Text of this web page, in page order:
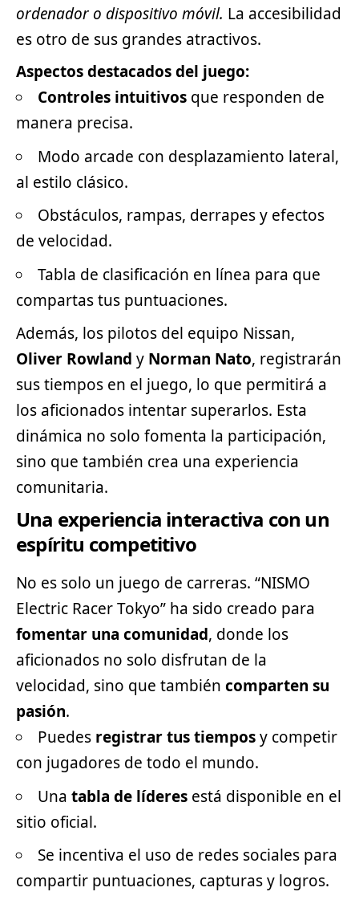
ordenador o dispositivo móvil. La accesibilidad
es otro de sus grandes atractivos.
Aspectos destacados del juego:
Controles intuitivos que responden de
manera precisa.
Modo arcade con desplazamiento lateral,
al estilo clásico.
Obstáculos, rampas, derrapes y efectos
de velocidad.
Tabla de clasificación en línea para que
compartas tus puntuaciones.
Además, los pilotos del equipo Nissan,
Oliver Rowland y Norman Nato, registrarán
sus tiempos en el juego, lo que permitirá a
los aficionados intentar superarlos. Esta
dinámica no solo fomenta la participación,
sino que también crea una experiencia
comunitaria.
Una experiencia interactiva con un
espíritu competitivo
No es solo un juego de carreras. “NISMO
Electric Racer Tokyo” ha sido creado para
fomentar una comunidad, donde los
aficionados no solo disfrutan de la
velocidad, sino que también comparten su
pasión.
Puedes registrar tus tiemposy competir
con jugadores de todo el mundo.
Una tabla de líderes está disponible en el
sitio oficial.
Se incentiva el uso de redes sociales para
compartir puntuaciones, capturas y logros.